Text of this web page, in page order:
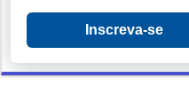
Inscreva-se